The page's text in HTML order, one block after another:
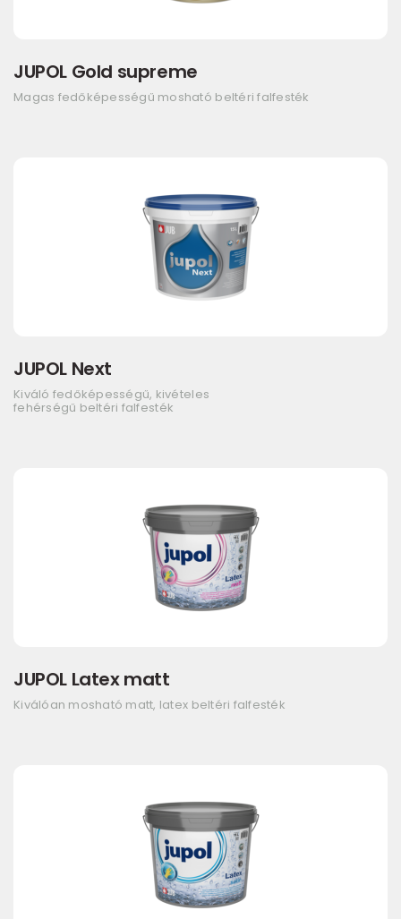
JUPOL Gold supreme
Magas fedőképességű mosható beltéri falfesték
JUPOL Next
Kiváló fedőképességű, kivételes
fehérségű beltéri falfesték
JUPOL Latex matt
Kiválóan mosható matt, latex beltéri falfesték